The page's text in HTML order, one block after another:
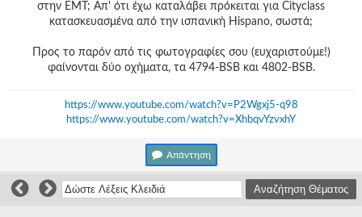
Εγγραφή
στην ΕΜΤ; Απ' ότι έχω καταλάβει πρόκειται για Cityclass
κατασκευασμένα από την ισπανική Hispano, σωστά;
Προς το παρόν από τις φωτογραφίες σου (ευχαριστούμε!)
φαίνονται δύο οχήματα, τα 4794-BSB και 4802-BSB.
https://www.youtube.com/watch?v=P2Wgxj5-q98
https://www.youtube.com/watch?v=XhbqvYzvxhY
Απάντηση